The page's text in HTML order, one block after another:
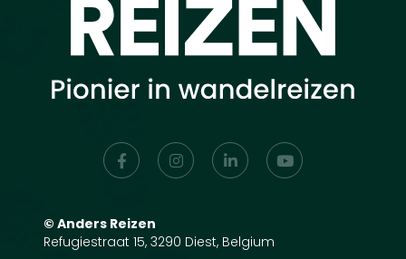
© Anders Reizen
Refugiestraat 15, 3290 Diest, Belgium